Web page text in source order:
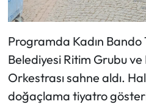
Programda Kadın Bando
Belediyesi Ritim Grubu
Orkestrası sahne aldı.
doğaçlama tiyatro